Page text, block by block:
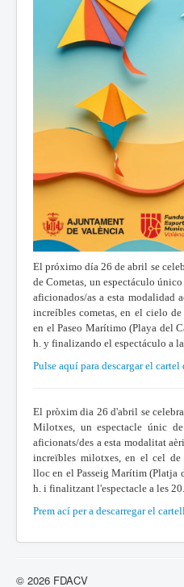
El próximo día 26 de abril se
de Cometas, un espectáculo
aficionados/as a esta modalidad
increíbles cometas, en el cielo
en el Paseo Marítimo (Playa del
h. y finalizando el espectáculo a
Pulse aquí para descargar el cartel
El pròxim dia 26 d'abril se
Milotxes, un espectacle únic
aficionats/des a esta modalitat
increïbles milotxes, en el cel de
lloc en el Passeig Marítim (Platja
h. i finalitzant l'espectacle a les
Prem ací per a descarregar el
© 2026 FDACV